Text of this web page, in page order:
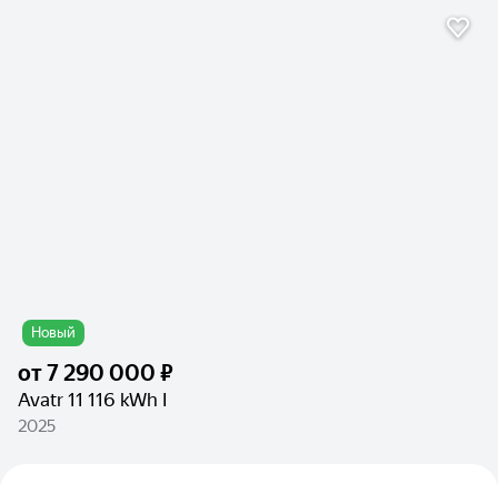
Новый
от7 290 000 ₽
Avatr 11 116 kWh I
2025